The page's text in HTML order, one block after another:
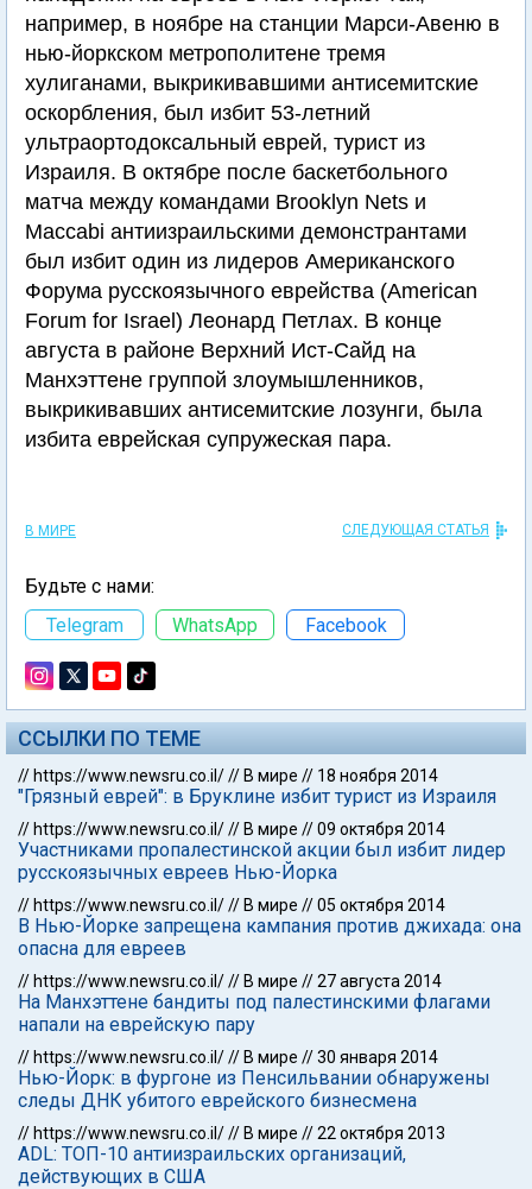
например, в ноябре на станции Марси-Авеню в
нью-йоркском метрополитене тремя
хулиганами, выкрикивавшими антисемитские
оскорбления, был избит 53-летний
ультраортодоксальный еврей, турист из
Израиля. В октябре после баскетбольного
матча между командами Brooklyn Nets и
Maccabi антиизраильскими демонстрантами
был избит один из лидеров Американского
Форума русскоязычного еврейства (American
Forum for Israel) Леонард Петлах. В конце
августа в районе Верхний Ист-Сайд на
Манхэттене группой злоумышленников,
выкрикивавших антисемитские лозунги, была
избита еврейская супружеская пара.
В МИРЕ СЛЕДУЮЩАЯ СТАТЬЯ
Будьте с нами:
Telegram
WhatsApp Facebook
ССЫЛКИ ПО ТЕМЕ
// https://www.newsru.co.il/// В мире // 18 ноября 2014
"Грязный еврей": в Бруклине избит турист из Израиля
// https://www.newsru.co.il/// В мире //09 октября 2014
Участниками пропалестинской акции был избит лидер
русскоязычных евреев Нью-Йорка
// https://www.newsru.co.il/// В мире //05 октября 2014
В Нью-Йорке запрещена кампания против джихада: она
опасна для евреев
// https://www.newsru.co.il/// В мире //27 августа 2014
На Манхэттене бандиты под палестинскими флагами
напали на еврейскую пару
// https://www.newsru.co.il/// В мире //30 января 2014
Нью-Йорк: в фургоне из Пенсильвании обнаружены
следы ДНК убитого еврейского бизнесмена
// https://www.newsru.co.il/// В мире //22 октября 2013
ADL: ТОП-10 антиизраильских организаций,
действующих в США